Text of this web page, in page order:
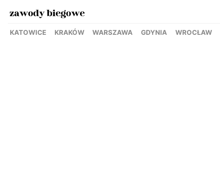
KATOWICE KRAKÓW WARSZAWA GDYNIA WROCŁAW